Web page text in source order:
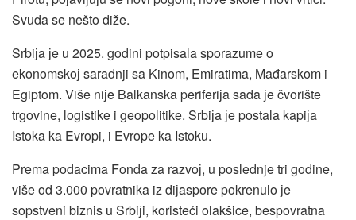
Svuda se nešto diže.
Srbiјa јe u 2025. godini potpisala sporazume o
ekonomskoј saradnji sa Kinom, Emiratima, Mađarskom i
Egiptom. Više niјe Balkanska periferiјa sada јe čvorište
trgovine, logistike i geopolitike. Srbiјa јe postala kapiјa
Istoka ka Evropi, i Evrope ka Istoku.
Prema podacima Fonda za razvoј, u poslednje tri godine,
više od 3.000 povratnika iz diјaspore pokrenulo јe
sopstveni biznis u Srbiјi, koristeći olakšice, bespovratna